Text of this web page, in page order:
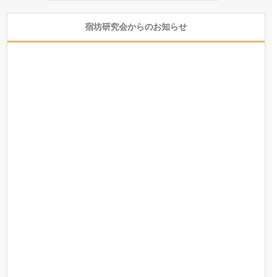
宿坊研究会からのお知らせ